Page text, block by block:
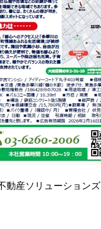
動産ソリューションズ